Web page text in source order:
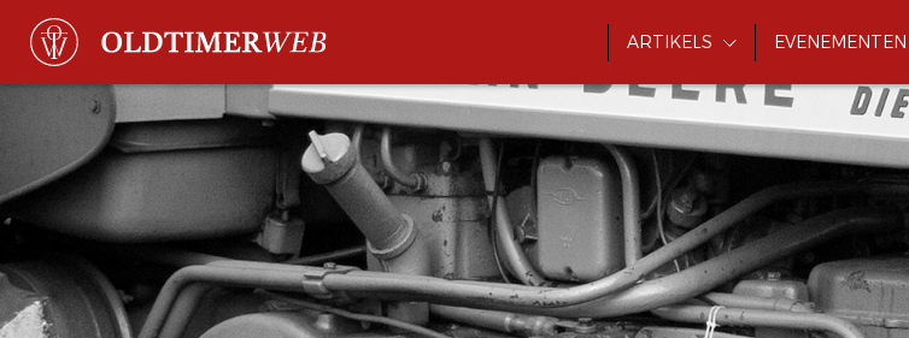
ARTIKELS EVENEMENTEN